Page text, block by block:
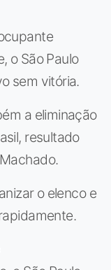
o São Paulo
sem vitória.
a eliminação
resultado
o elenco e